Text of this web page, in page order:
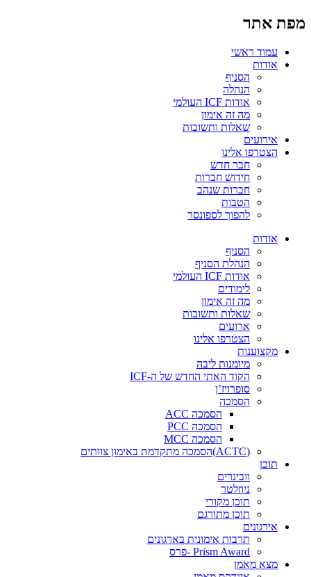
מפת אתר
עמוד ראשי
אודות
הסניף
הנהלה
אודות ICF העולמי
מה זה אימון
שאלות ותשובות
אירועים
הצטרפו אלינו
חבר חדש
חידוש חברות
חברות שנהב
הטבות
להפוך לספונסר
אודות
הסניף
הנהלת הסניף
אודות ICF העולמי
לימודים
מה זה אימון
שאלות ותשובות
ארועים
הצטרפו אלינו
מקצוענות
מיומנות ליבה
הקוד האתי החדש של ה-ICF
סופרויז’ן
הסמכה
הסמכה ACC
הסמכה PCC
הסמכה MCC
(ACTC)הסמכה מתקדמת באימון צוותים
תוכן
וובינרים
ניוזלטר
תוכן מקורי
תוכן מתורגם
אירגונים
תרבות אימונית בארגונים
Prism Award -פרס
מצא מאמן